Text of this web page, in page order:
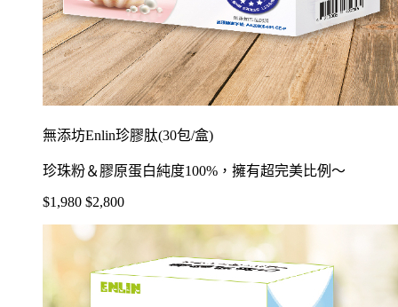
無添坊Enlin珍膠肽(30包/盒)
珍珠粉＆膠原蛋白純度100%，擁有超完美比例～
$1,980 $2,800